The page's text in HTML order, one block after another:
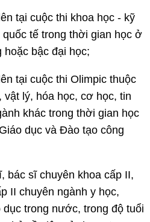
tại cuộc thi khoa học - kỹ
tế trong thời gian học ở
hoặc bậc đại học;
tại cuộc thi Olimpic thuộc
vật lý, hóa học, cơ học, tin
khác trong thời gian học
dục và Đào tạo công
bác sĩ chuyên khoa cấp II,
II chuyên ngành y học,
trong nước, trong độ tuổi